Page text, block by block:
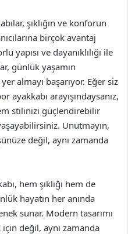
şıklığın ve konforun
birçok avantaj
yapısı ve dayanıklılığı ile
günlük yaşamın
almayı başarıyor. Eğer siz
ayakkabı arayışındaysanız,
stilinizi güçlendirebilir
Unutmayın,
değil, aynı zamanda
hem şıklığı hem de
hayatın her anında
sunar. Modern tasarımı
değil, aynı zamanda